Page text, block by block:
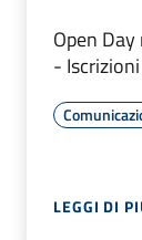
Open
-
LEGGI DI